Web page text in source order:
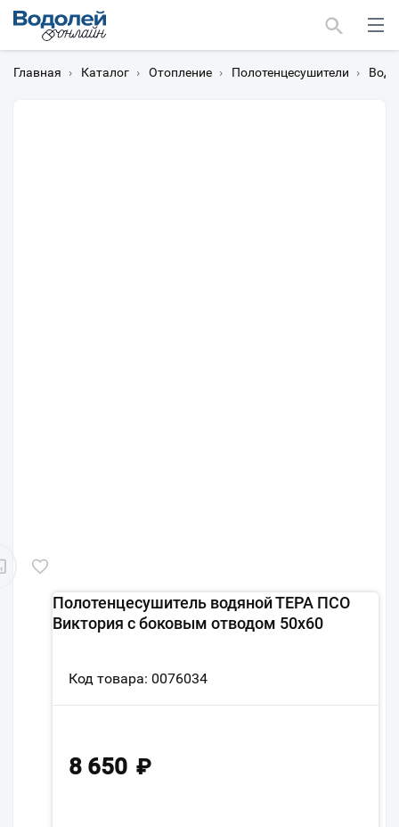
Главная › Каталог › Отопление › Полотенцесушители ›
Полотенцесушитель водяной ТЕРА ПСО
Виктория с боковым отводом 50х60
Код товара: 0076034
8 650 ₽